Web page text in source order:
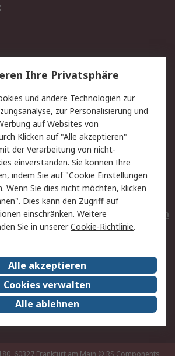
Lieferlösungen
Kontakt
Privatkunden
Datenschutz
Zahlungsbedingungen
Entsorgung
Elektrogeräte/Batterien
RS weltweit
Nachhaltigkeit
ZertifikatePresse-Center
60327 Frankfurt am Main © RS Components
Ihre Privatsphäre
und andere Technologien zur
zur Personalisierung und
auf Websites von
Klicken auf "Alle akzeptieren"
der Verarbeitung von nicht-
einverstanden. Sie können Ihre
indem Sie auf "Cookie Einstellungen
Wenn Sie dies nicht möchten, klicken
Dies kann den Zugriff auf
einschränken. Weitere
Sie in unsererCookie-Richtlinie.
Alle akzeptieren
Cookies verwalten
Alle ablehnen